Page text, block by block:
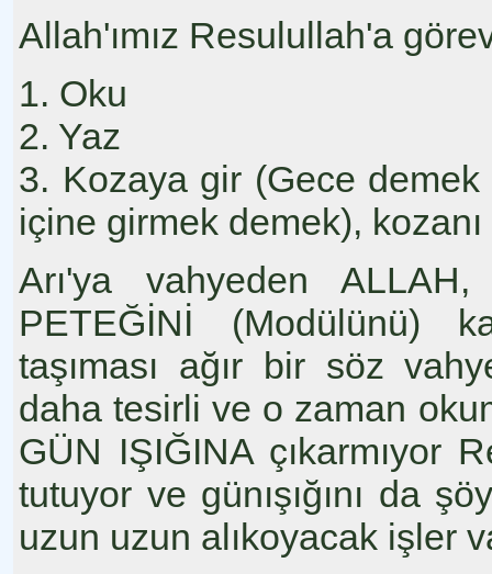
Allah'ımız Resulullah'a
1. Oku
2. Yaz
3. Kozaya gir (Gece
içine girmek demek),
Arı'ya vahyeden
PETEĞİNİ (Modülünü)
taşıması ağır bir söz
daha tesirli ve o zaman
GÜN IŞIĞINA çıkarmıyor
tutuyor ve günışığını da
uzun uzun alıkoyacak işler